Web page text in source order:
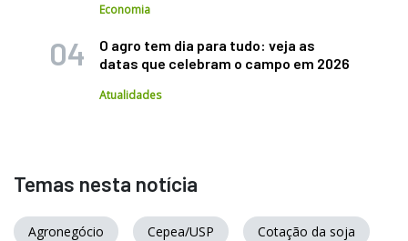
Economia
O agro tem dia para tudo: veja as
datas que celebram o campo em 2026
Atualidades
Temas nesta notícia
Agronegócio Cepea/USP Cotação da soja